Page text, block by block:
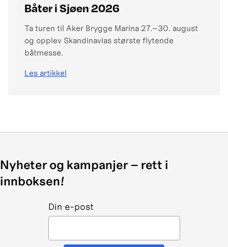
Båter i Sjøen 2026
Ta turen til Aker Brygge Marina 27.–30. august
og opplev Skandinavias største flytende
båtmesse.
Les artikkel
Nyheter og kampanjer – rett i
innboksen!
Din e-post